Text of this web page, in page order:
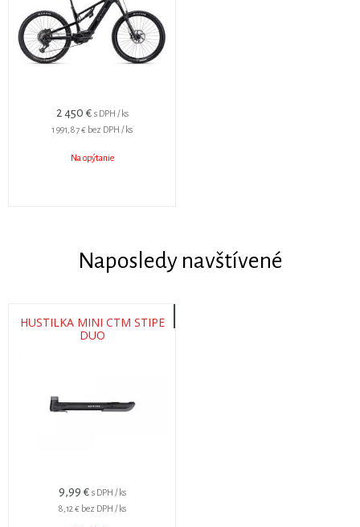
2 450 € s DPH / ks
1 991,87 € bez DPH / ks
Na opýtanie
Naposledy navštívené
HUSTILKA MINI CTM STIPE
DUO
9,99 € s DPH / ks
8,12 € bez DPH / ks